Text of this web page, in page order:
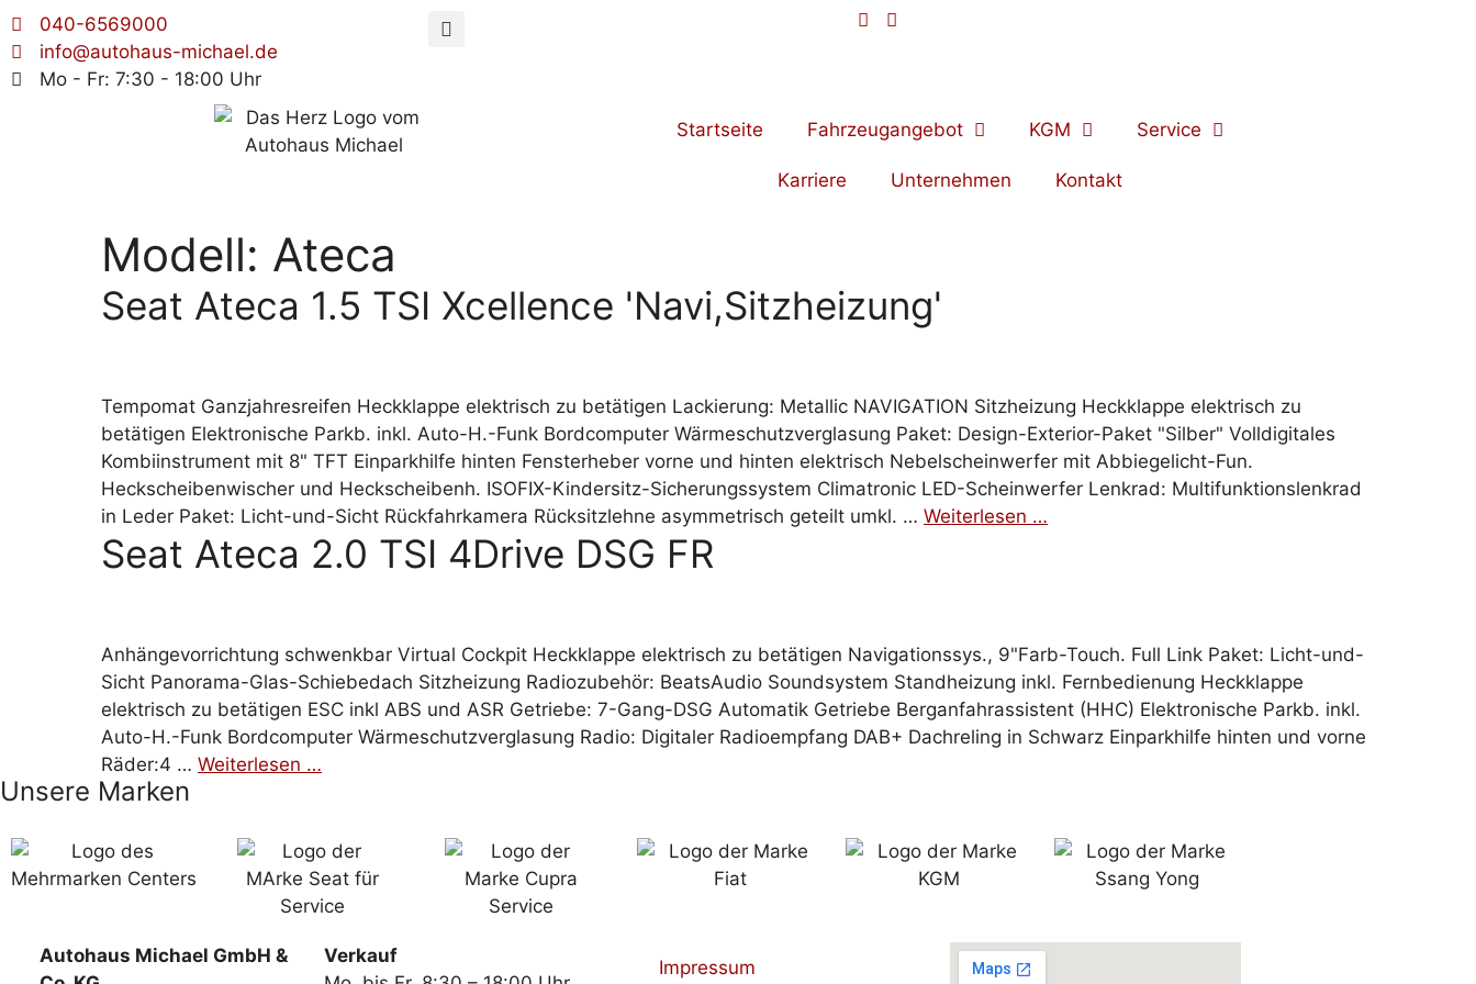
040-6569000
info@autohaus-michael.de
Mo - Fr: 7:30 - 18:00 Uhr
Startseite Fahrzeugangebot KGM Service
Karriere Unternehmen Kontakt
Modell: Ateca
Seat Ateca 1.5 TSI Xcellence 'Navi,Sitzheizung'
Tempomat Ganzjahresreifen Heckklappe elektrisch zu betätigen Lackierung: Metallic NAVIGATION Sitzheizung Heckklappe elektrisch zu
betätigen Elektronische Parkb. inkl. Auto-H.-Funk Bordcomputer Wärmeschutzverglasung Paket: Design-Exterior-Paket "Silber" Volldigitales
Kombiinstrument mit 8" TFT Einparkhilfe hinten Fensterheber vorne und hinten elektrisch Nebelscheinwerfer mit Abbiegelicht-Fun.
Heckscheibenwischer und Heckscheibenh. ISOFIX-Kindersitz-Sicherungssystem Climatronic LED-Scheinwerfer Lenkrad: Multifunktionslenkrad
in Leder Paket: Licht-und-Sicht Rückfahrkamera Rücksitzlehne asymmetrisch geteilt umkl. … Weiterlesen …
Seat Ateca 2.0 TSI 4Drive DSG FR
Anhängevorrichtung schwenkbar Virtual Cockpit Heckklappe elektrisch zu betätigen Navigationssys., 9"Farb-Touch. Full Link Paket: Licht-und-
Sicht Panorama-Glas-Schiebedach Sitzheizung Radiozubehör: BeatsAudio Soundsystem Standheizung inkl. Fernbedienung Heckklappe
elektrisch zu betätigen ESC inkl ABS und ASR Getriebe: 7-Gang-DSG Automatik Getriebe Berganfahrassistent (HHC) Elektronische Parkb. inkl.
Auto-H.-Funk Bordcomputer Wärmeschutzverglasung Radio: Digitaler Radioempfang DAB+ Dachreling in Schwarz Einparkhilfe hinten und vorne
Räder:4 … Weiterlesen …
Unsere Marken
Autohaus Michael GmbH &
Verkauf
Impressum